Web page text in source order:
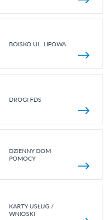
BOISKO UL. LIPOWA
DROGI FDS
DZIENNY DOM
POMOCY
KARTY USŁUG /
WNIOSKI